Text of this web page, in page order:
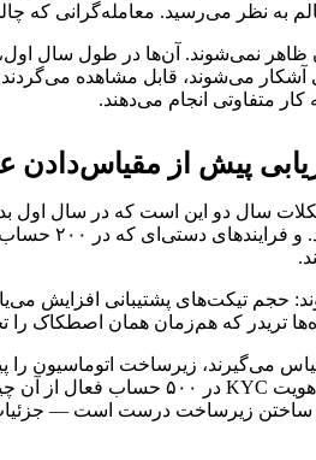
به نظر می‌رسید. معامله‌گرانی که
ظاهر نمی‌شوند. آن‌ها در طول سال
متفاوتی انجام می‌دهند.
سال دو این است که در سال اول
حجم تیکت‌های پشتیبانی افزایش
تریدر که هم‌زمان همان اصطکاک
می‌گیرند، زیرساخت اتوماسیون
ساختن زیرساخت درست است —